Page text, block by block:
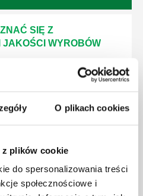
O plikach cookies
plików cookie
do spersonalizowania treści
społecznościowe i
SIĘ Z
WYROBÓW
dzisiejszego
nim wszystkie firmy
zasad, których
klientów.